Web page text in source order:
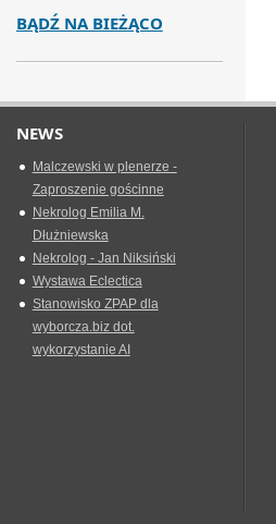
BĄDŹ NA BIEŻĄCO
NEWS
Malczewski w plenerze -
Zaproszenie gościnne
Nekrolog Emilia M.
Dłużniewska
Nekrolog - Jan Niksiński
Wystawa Eclectica
Stanowisko ZPAP dla
wyborcza.biz dot.
wykorzystanie AI